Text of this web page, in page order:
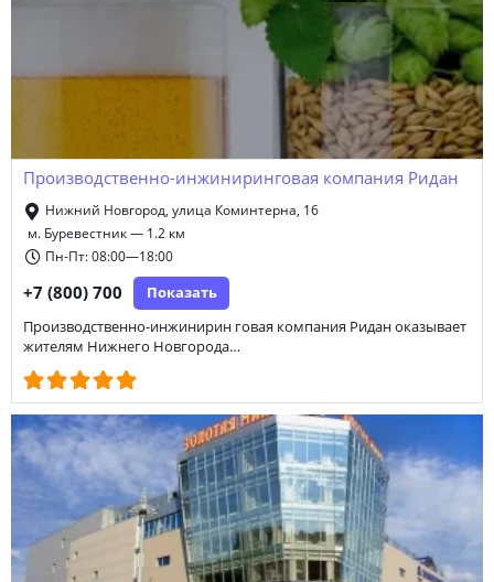
Производственно-инжиниринговая компания Ридан
Нижний Новгород, улица Коминтерна, 16
м. Буревестник — 1.2 км
Пн-Пт: 08:00—18:00
+7 (800) 700 Показать
Производственно-инжинирин говая компания Ридан оказывает
жителям Нижнего Новгорода…